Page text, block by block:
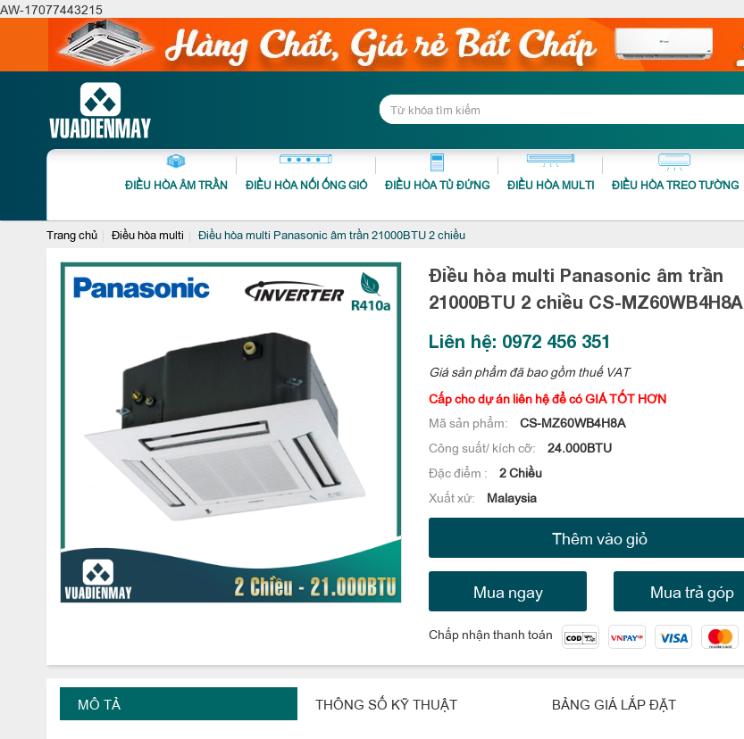
AW-17077443215
ĐIỀU HÒA ÂM TRẦN ĐIỀU HÒA NỐI ỐNG GIÓ ĐIỀU HÒA TỦ ĐỨNG ĐIỀU HÒA MULTI ĐIỀU HÒA TREO TƯỜNG
Trang chủ Điều hòa multi Điều hòa multi Panasonic âm trần 21000BTU 2 chiều
Điều hòa multi Panasonic âm trần
21000BTU 2 chiều CS-MZ60WB4H8A
Liên hệ: 0972 456 351
Giá sản phẩm đã bao gồm thuế VAT
Cấp cho dự án liên hệ để có GIÁ TỐT HƠN
Mã sản phẩm:
CS-MZ60WB4H8A
Công suất/ kích cỡ:
24.000BTU
Đặc điểm :
2 Chiều
Xuất xứ:
Malaysia
Thêm vào giỏ
Mua ngay Mua trả góp
Chấp nhận thanh toán
MÔ TẢ THÔNG SỐ KỸ THUẬT BẢNG GIÁ LẮP ĐẶT